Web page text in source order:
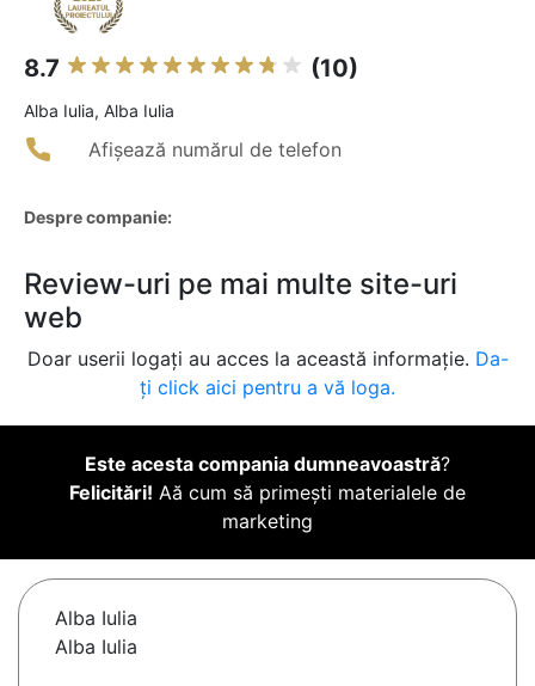
8.7 (10)
Alba Iulia, Alba Iulia
Afișează numărul de telefon
Despre companie:
Review-uri pe mai multe site-uri
web
Doar userii logați au acces la această informație. Da-
ți click aici pentru a vă loga.
Este acesta compania dumneavoastră?
Felicitări! Aă cum să primești materialele de
marketing
Alba Iulia
Alba Iulia